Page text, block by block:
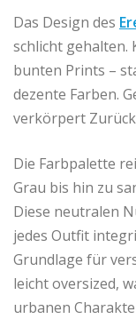
Das Design des
schlicht gehalten.
bunten Prints –
dezente Farben.
verkörpert
Die Farbpalette
Grau bis hin zu
Diese neutralen
jedes Outfit
Grundlage für
leicht oversized,
urbanen